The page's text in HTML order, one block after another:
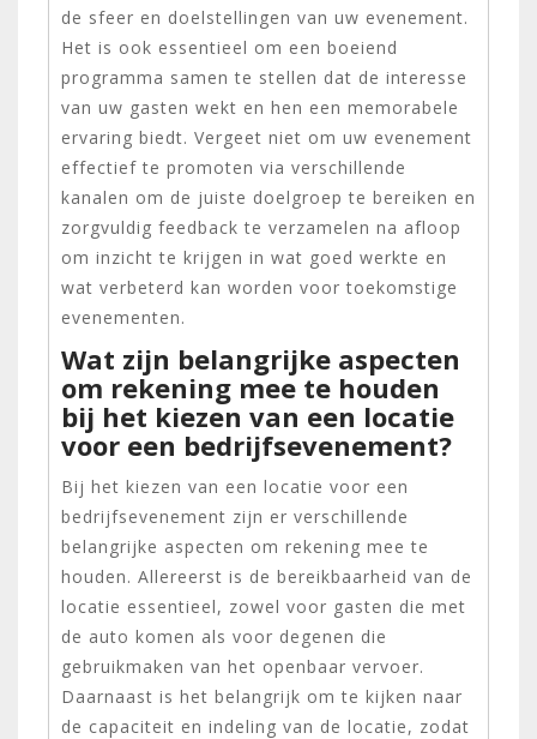
de sfeer en doelstellingen van uw evenement.
Het is ook essentieel om een boeiend
programma samen te stellen dat de interesse
van uw gasten wekt en hen een memorabele
ervaring biedt. Vergeet niet om uw evenement
effectief te promoten via verschillende
kanalen om de juiste doelgroep te bereiken en
zorgvuldig feedback te verzamelen na afloop
om inzicht te krijgen in wat goed werkte en
wat verbeterd kan worden voor toekomstige
evenementen.
Wat zijn belangrijke aspecten
om rekening mee te houden
bij het kiezen van een locatie
voor een bedrijfsevenement?
Bij het kiezen van een locatie voor een
bedrijfsevenement zijn er verschillende
belangrijke aspecten om rekening mee te
houden. Allereerst is de bereikbaarheid van de
locatie essentieel, zowel voor gasten die met
de auto komen als voor degenen die
gebruikmaken van het openbaar vervoer.
Daarnaast is het belangrijk om te kijken naar
de capaciteit en indeling van de locatie, zodat